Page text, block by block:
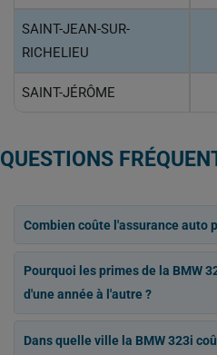
SAINT-JEAN-SUR-
RICHELIEU
SAINT-JÉRÔME
QUESTIONS
Combien coûte l'assurance auto
Pourquoi les primes de la BMW
d'une année à l'autre ?
Dans quelle ville la BMW 323i